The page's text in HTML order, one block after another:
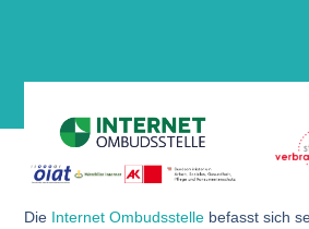
Internet
Die Internet Ombudsstelle befasst sich